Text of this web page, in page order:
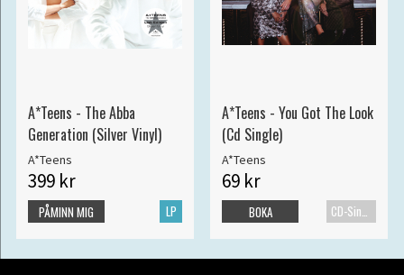
A*Teens - The Abba
Generation (Silver Vinyl)
A*Teens
399 kr
LP
PÅMINN MIG
A*Teens - You Got The Look
(Cd Single)
A*Teens
69 kr
CD-Singel
BOKA